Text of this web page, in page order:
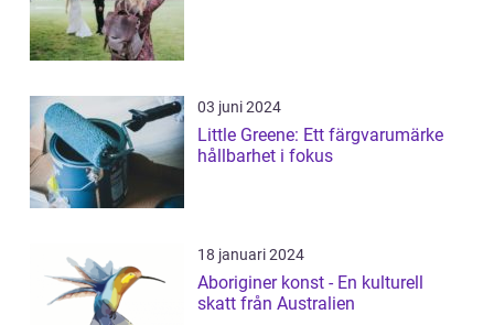
03 juni 2024
Little Greene: Ett färgvarumärke
hållbarhet i fokus
18 januari 2024
Aboriginer konst - En kulturell
skatt från Australien